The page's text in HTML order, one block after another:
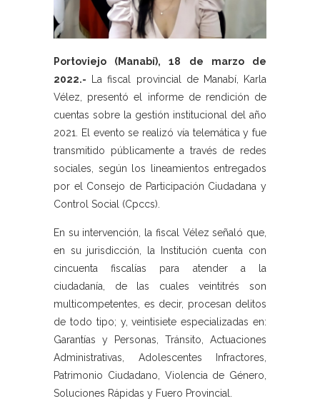
Portoviejo (Manabí), 18 de marzo de
2022.- La fiscal provincial de Manabí, Karla
Vélez, presentó el informe de rendición de
cuentas sobre la gestión institucional del año
2021. El evento se realizó vía telemática y fue
transmitido públicamente a través de redes
sociales, según los lineamientos entregados
por el Consejo de Participación Ciudadana y
Control Social (Cpccs).
En su intervención, la fiscal Vélez señaló que,
en su jurisdicción, la Institución cuenta con
cincuenta fiscalías para atender a la
ciudadanía, de las cuales veintitrés son
multicompetentes, es decir, procesan delitos
de todo tipo; y, veintisiete especializadas en:
Garantías y Personas, Tránsito, Actuaciones
Administrativas, Adolescentes Infractores,
Patrimonio Ciudadano, Violencia de Género,
Soluciones Rápidas y Fuero Provincial.